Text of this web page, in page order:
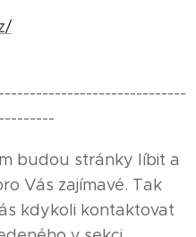
budou stránky líbit a
Vás zajímavé. Tak
kdykoli kontaktovat